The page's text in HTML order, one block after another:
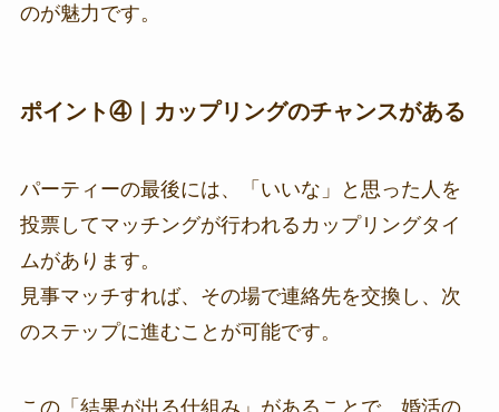
のが魅力です。
ポイント④｜カップリングのチャンスがある
パーティーの最後には、「いいな」と思った人を
投票してマッチングが行われるカップリングタイ
ムがあります。
見事マッチすれば、その場で連絡先を交換し、次
のステップに進むことが可能です。
この「結果が出る仕組み」があることで、婚活の